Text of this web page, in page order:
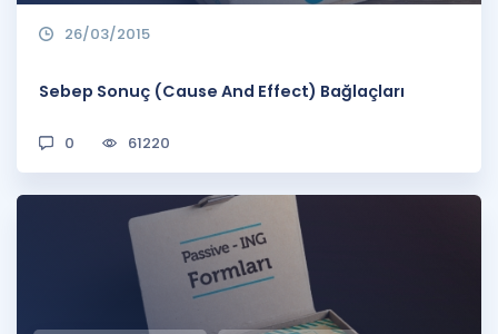
26/03/2015
Sebep Sonuç (Cause And Effect) Bağlaçları
0 61220